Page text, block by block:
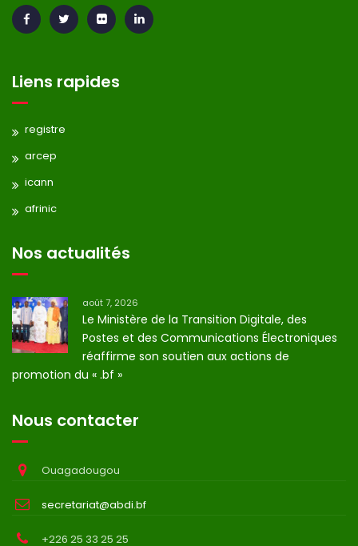
Liens rapides
registre
arcep
icann
afrinic
Nos actualités
août 7, 2026
Le Ministère de la Transition Digitale, des
Postes et des Communications Électroniques
réaffirme son soutien aux actions de
promotion du « .bf »
Nous contacter
Ouagadougou
secretariat@abdi.bf
+226 25 33 25 25